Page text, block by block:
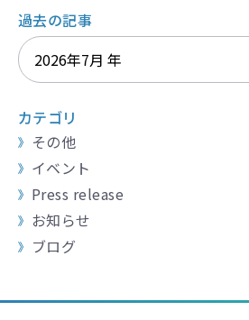
過去の記事
カテゴリ
その他
イベント
Press release
お知らせ
ブログ